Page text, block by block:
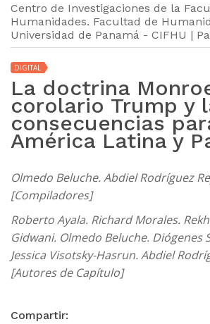
Centro de Investigaciones de la
Humanidades. Facultad de
Universidad de Panamá - CIFHU |
DIGITAL
La doctrina
corolario Trump y
consecuencias
América Latina y
Olmedo Beluche. Abdiel Rodríguez
[Compiladores]
Roberto Ayala. Richard Morales.
Gidwani. Olmedo Beluche. Diógenes
Jessica Visotsky-Hasrun. Abdiel
[Autores de Capítulo]
Compartir: